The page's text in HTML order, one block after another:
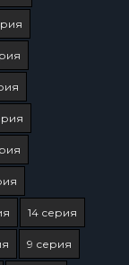
14 серия
9 серия